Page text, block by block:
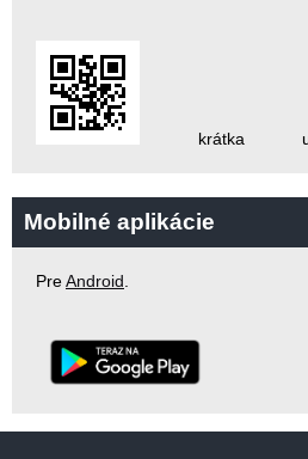
krátka url:
Mobilné aplikácie
PreAndroid.